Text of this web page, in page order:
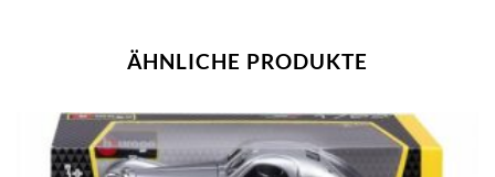
ÄHNLICHE PRODUKTE